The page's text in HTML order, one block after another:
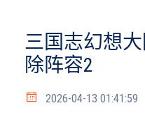
三国志幻想
除阵容2
2026-04-13 01:41:59